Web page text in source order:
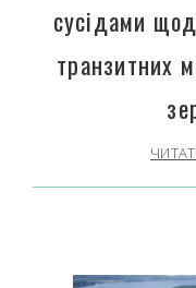
сусідами
транзитних